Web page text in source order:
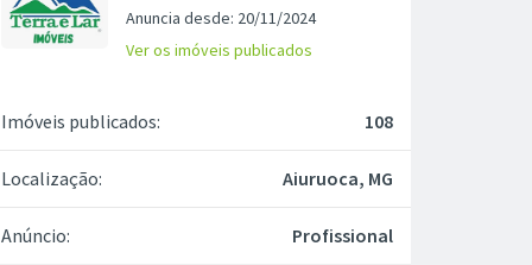
Anuncia desde: 20/11/2024
Ver os imóveis publicados
Imóveis publicados: 108
Localização: Aiuruoca, MG
Anúncio: Profissional